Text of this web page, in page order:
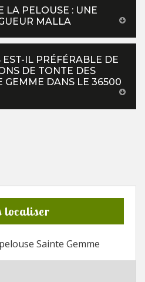
LA PELOUSE : UNE
MALLA
IL PRÉFÉRABLE DE
DE TONTE DES
GEMME DANS LE 36500
localiser
Sainte Gemme